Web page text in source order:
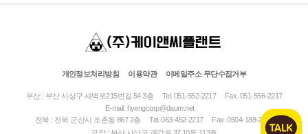
개인정보처리방침 이용약관 이메일주소 무단수집거부
부산 : 부산 사상구 새벽로215번길 54 3층 Tel. 051-552-2217
Fax. 051-556-2217
E-mail. hyengcorp@daum.net
전북 : 전북 군산시 조촌동 867 2층
Tel. 063-452-2217
Fax. 0504-188-2490